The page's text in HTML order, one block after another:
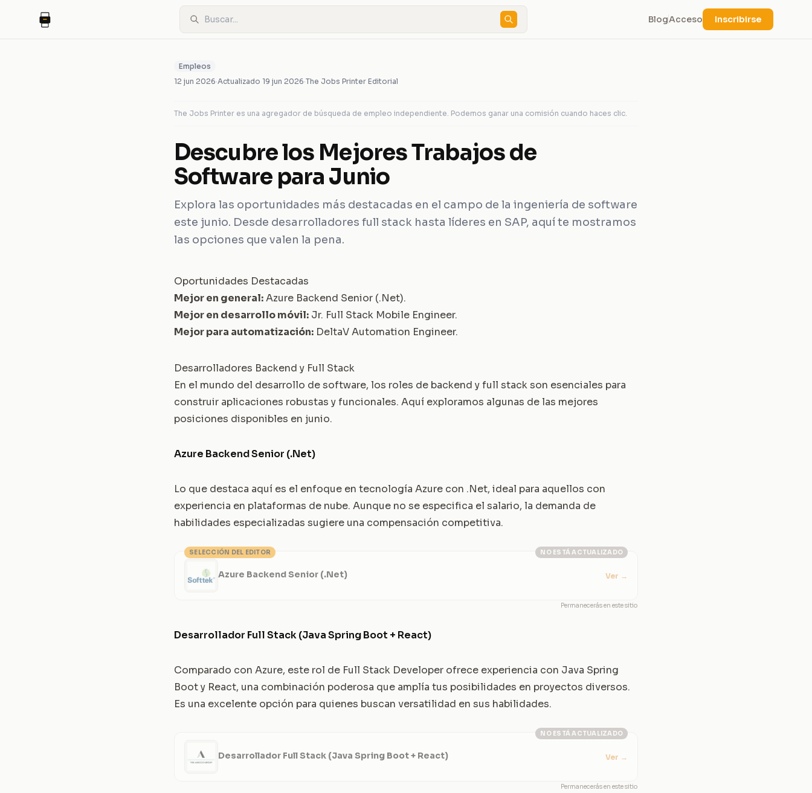
BlogAcceso Inscribirse
Empleos
12 jun 2026·Actualizado 19 jun 2026·The Jobs Printer Editorial
The Jobs Printer es una agregador de búsqueda de empleo independiente. Podemos ganar una comisión cuando haces clic.
Descubre los Mejores Trabajos de
Software para Junio
Explora las oportunidades más destacadas en el campo de la ingeniería de software
este junio. Desde desarrolladores full stack hasta líderes en SAP, aquí te mostramos
las opciones que valen la pena.
Oportunidades Destacadas
Mejor en general:Azure Backend Senior (.Net).
Mejor en desarrollo móvil: Jr. Full Stack Mobile Engineer.
Mejor para automatización: DeltaV Automation Engineer.
Desarrolladores Backend y Full Stack
En el mundo del desarrollo de software, los roles de backend y full stack son esenciales para
construir aplicaciones robustas y funcionales. Aquí exploramos algunas de las mejores
posiciones disponibles en junio.
Azure Backend Senior (.Net)
Lo que destaca aquí es el enfoque en tecnología Azure con .Net, ideal para aquellos con
experiencia en plataformas de nube. Aunque no se especifica el salario, la demanda de
habilidades especializadas sugiere una compensación competitiva.
NO ESTÁ ACTUALIZADO
SELECCIÓN DEL EDITOR
Azure Backend Senior (.Net) Ver →
Permanecerás en este sitio
Desarrollador Full Stack (Java Spring Boot + React)
Comparado con Azure, este rol de Full Stack Developer ofrece experiencia con Java Spring
Boot y React, una combinación poderosa que amplía tus posibilidades en proyectos diversos.
Es una excelente opción para quienes buscan versatilidad en sus habilidades.
NO ESTÁ ACTUALIZADO
Desarrollador Full Stack (Java Spring Boot + React) Ver →
Permanecerás en este sitio